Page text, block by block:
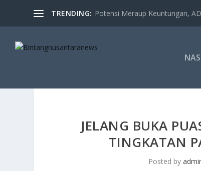
TRENDING: Potensi Meraup Keuntungan,
JELANG BUKA
TINGKATAN
Posted by